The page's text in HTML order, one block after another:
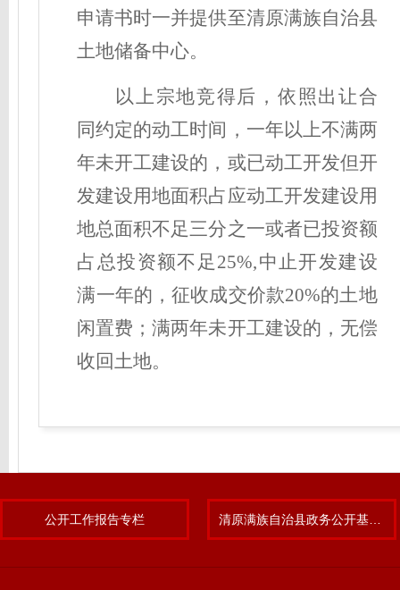
申请书时一并提供至清原满族自治县
土地储备中心。
以上宗地竞得后，依照出让合
同约定的动工时间，一年以上不满两
年未开工建设的，或已动工开发但开
发建设用地面积占应动工开发建设用
地总面积不足三分之一或者已投资额
占总投资额不足25%,中止开发建设
满一年的，征收成交价款20%的土地
闲置费；满两年未开工建设的，无偿
收回土地。
公开工作报告专栏